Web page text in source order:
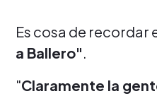
Es cosa de recordar
a Ballero".
"Claramente la